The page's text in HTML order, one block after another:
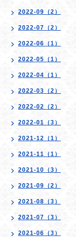
2022-09（2）
2022-07（2）
2022-06（1）
2022-05（1）
2022-04（1）
2022-03（2）
2022-02（2）
2022-01（3）
2021-12（1）
2021-11（1）
2021-10（3）
2021-09（2）
2021-08（3）
2021-07（3）
2021-06（3）